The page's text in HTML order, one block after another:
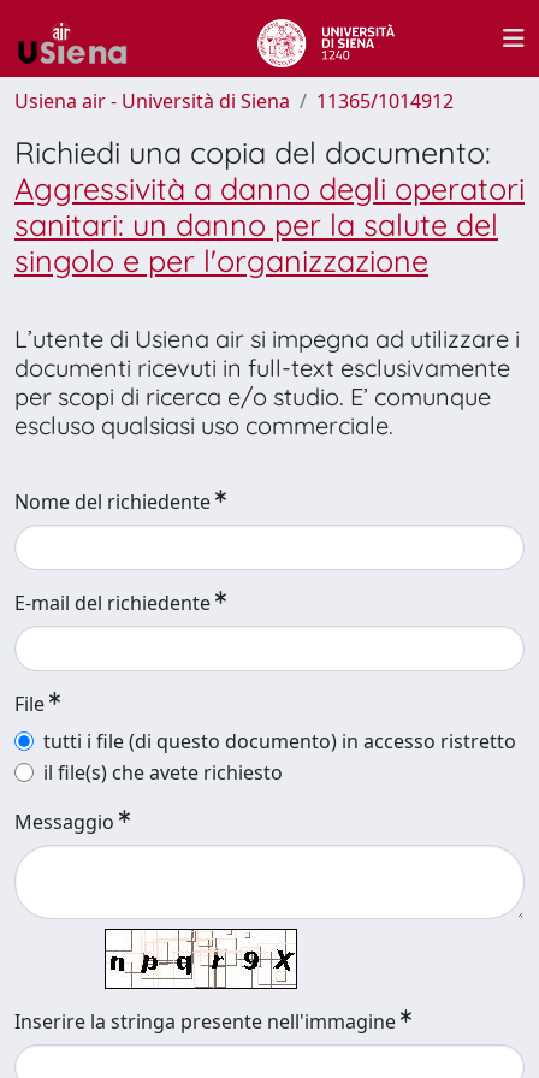
Usiena air - Università di Siena 11365/1014912
Richiedi una copia del documento:
Aggressività a danno degli operatori
sanitari: un danno per la salute del
singolo e per l'organizzazione
L’utente di Usiena air si impegna ad utilizzare i
documenti ricevuti in full-text esclusivamente
per scopi di ricerca e/o studio. E’ comunque
escluso qualsiasi uso commerciale.
Nome del richiedente
E-mail del richiedente
File
tutti i file (di questo documento) in accesso ristretto
il file(s) che avete richiesto
Messaggio
Inserire la stringa presente nell'immagine